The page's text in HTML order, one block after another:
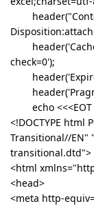
check=0');
echo <<<EOT
<!DOCTYPE html
Transitional//EN"
transitional.dtd">
<html
<head>
<meta http-